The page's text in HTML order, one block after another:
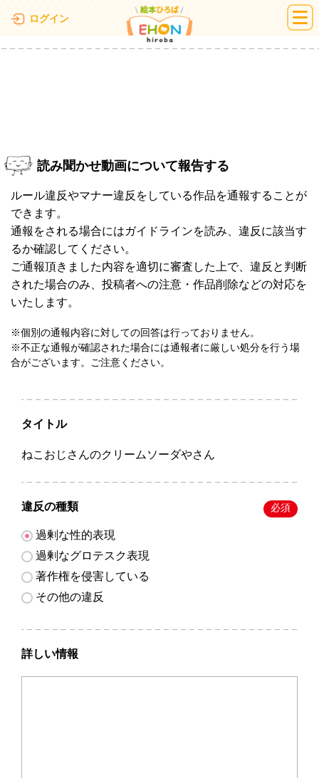
ログイン 絵本ひろば
読み聞かせ動画について報告する
ルール違反やマナー違反をしている作品を通報することが
できます。
通報をされる場合にはガイドラインを読み、違反に該当す
るか確認してください。
ご通報頂きました内容を適切に審査した上で、違反と判断
された場合のみ、投稿者への注意・作品削除などの対応を
いたします。
※個別の通報内容に対しての回答は行っておりません。
※不正な通報が確認された場合には通報者に厳しい処分を行う場
合がございます。ご注意ください。
タイトル
ねこおじさんのクリームソーダやさん
違反の種類 必須
過剰な性的表現
過剰なグロテスク表現
著作権を侵害している
その他の違反
詳しい情報